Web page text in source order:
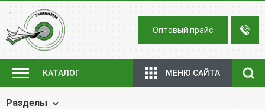
Оптовый прайс
КАТАЛОГ МЕНЮ САЙТА
Разделы